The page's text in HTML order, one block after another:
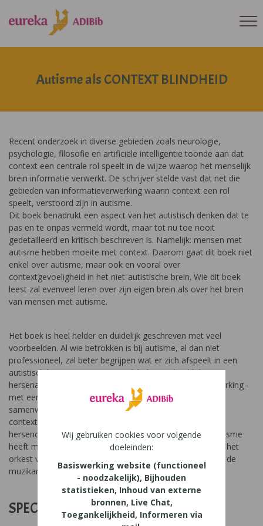
Autisme als CONTEXT BLINDHEID
Recent onderzoek in diverse gebieden zoals neurologie,
psychologie, filosofie en artificiële intelligentie toonde aan dat
context een centrale rol speelt in de wijze waarop het menselijk
brein informatie verwerkt. De schrijver stelde vast dat net die
gebieden van informatieverwerking waarin context een rol
speelt, verstoord zijn in autisme.
Dit boek benadrukt een aspect van het autistisch denken dat te
pas en te onpas vermeld wordt, maar tot nu toe nooit
gedetailleerd en kritisch beschreven is. Namelijk: mensen met
autisme hebben moeite met context. Daarom gaat dit boek niet
enkel over autisme, maar ook en vooral over
contextgevoeligheid in het niet-autistische brein. Wie dit boek
leest zal evenveel leren over zijn eigen brein als over het brein
van mensen met autisme.
Het boek is heel helder en duidelijk geschreven met veel
voorbeelden. Al wie betrokken is bij autisme, al dan niet
professioneel, zal beter begrijpen wat er zich afspeelt in een
autistisch brein. De auteur vergelijkt bijvoorbeeld de
hersenactiviteit – dat vooral een kwestie is van samenwerking -
met een groot symfonieorkest. Zoals een orkest de
samenwerking is tussen de verschillende instrumenten, is
contextgevoeligheid de mate van samenwerking tussen
hersencellen, groepen van cellen en hersenzones. Bij autisme
heeft men een storing in die samenwerking gevonden. In het
orkest van het autistisch brein is geen dirigent, waardoor de
muzikanten niet goed kunnen samenspelen.
SPECIFICATIES:
Wij gebruiken cookies voor volgende
doeleinden:
Basiswerking website (functioneel
- noodzakelijk), Bijhouden
statistieken, Inhoud van externe
bronnen, Live Chat,
Toegankelijkheid, Informeren via